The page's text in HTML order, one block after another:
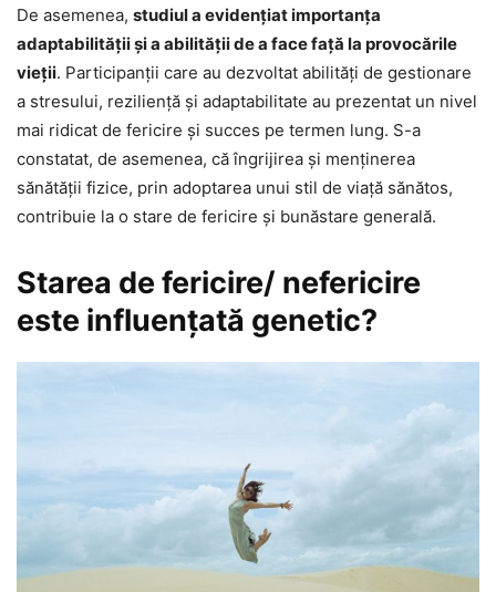
De asemenea, studiul a evidențiat importanța
adaptabilității și a abilității de a face față la provocările
vieții. Participanții care au dezvoltat abilități de gestionare
a stresului, reziliență și adaptabilitate au prezentat un nivel
mai ridicat de fericire și succes pe termen lung. S-a
constatat, de asemenea, că îngrijirea și menținerea
sănătății fizice, prin adoptarea unui stil de viață sănătos,
contribuie la o stare de fericire și bunăstare generală.
Starea de fericire/ nefericire
este influenţată genetic?